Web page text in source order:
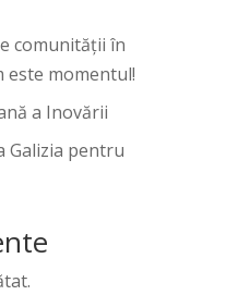
comunității în
este momentul!
a Inovării
Galizia pentru